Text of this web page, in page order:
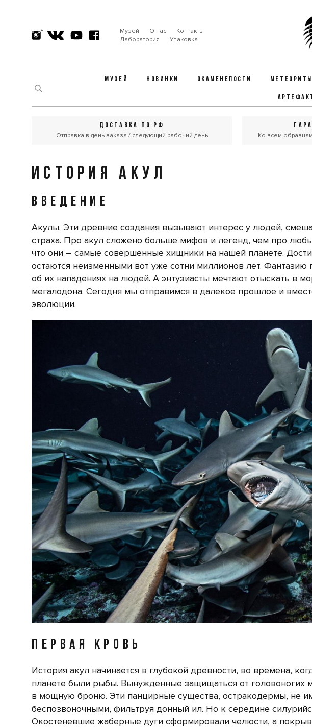
Музей О нас
Контакты
Лаборатория
Упаковка
МУЗЕЙ НОВИНКИ ОКАМЕНЕЛОСТИ МЕТЕОРИТЫ
ДОСТАВКА ПО РФ
Отправка в день заказа / следующий рабочий день
Ко всем
ИСТОРИЯ АКУЛ
ВВЕДЕНИЕ
Акулы. Эти древние создания вызывают интерес у людей,
страха. Про акул сложено больше мифов и легенд, чем про
что они – самые совершенные хищники на нашей планете.
остаются неизменными вот уже сотни миллионов лет. Фантазию
об их нападениях на людей. А энтузиасты мечтают отыскать в
мегалодона. Сегодня мы отправимся в далекое прошлое и
эволюции.
ПЕРВАЯ КРОВЬ
История акул начинается в глубокой древности, во времена,
планете были рыбы. Вынужденные защищаться от головоногих
в мощную броню. Эти панцирные существа, остракодермы, не
беспозвоночными, фильтруя донный ил. Но к середине
Окостеневшие жаберные дуги сформировали челюсти, а